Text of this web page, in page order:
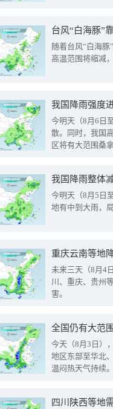
台风“白海豚”
随着台风“白海
高温范围将缩减
今明天（8月6日
散。同时，我国
区将有大范围桑拿
我国降雨整体
今明天（8月5日
地有中到大雨，
重庆云南等地
未来三天（8月4
川、重庆、贵州
害。
全国仍有大范
今天（8月3日）
地区东部至华北
温闷热天气持续。